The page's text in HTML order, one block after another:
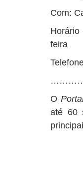
Com:
Horário
feira
O
até 60